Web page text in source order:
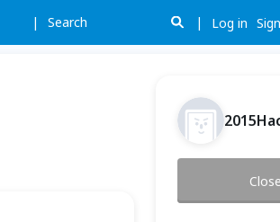
Search Log in
2015.03.28 (Sat)